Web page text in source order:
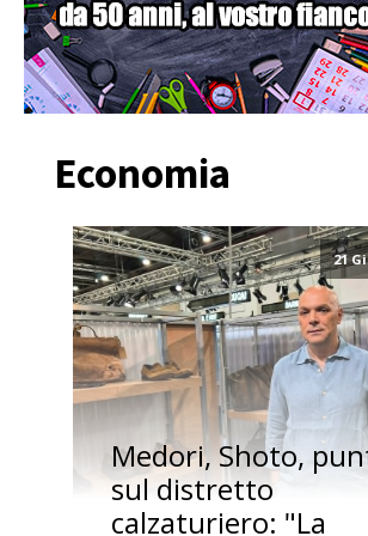
Economia
21
Medori, Shoto,
sul distretto
calzaturiero: "La